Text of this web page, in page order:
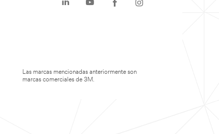
Las marcas mencionadas anteriormente son
marcas comerciales de 3M.